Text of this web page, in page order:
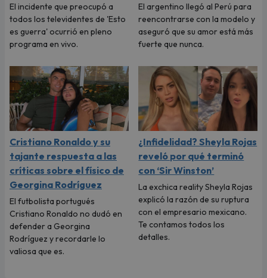
El incidente que preocupó a
todos los televidentes de 'Esto
es guerra' ocurrió en pleno
programa en vivo.
El argentino llegó al Perú para
reencontrarse con la modelo y
aseguró que su amor está más
fuerte que nunca.
Cristiano Ronaldo y su
tajante respuesta a las
críticas sobre el físico de
Georgina Rodríguez
El futbolista portugués
Cristiano Ronaldo no dudó en
defender a Georgina
Rodríguez y recordarle lo
valiosa que es.
¿Infidelidad? Sheyla Rojas
reveló por qué terminó
con ‘Sir Winston’
La exchica reality Sheyla Rojas
explicó la razón de su ruptura
con el empresario mexicano.
Te contamos todos los
detalles.